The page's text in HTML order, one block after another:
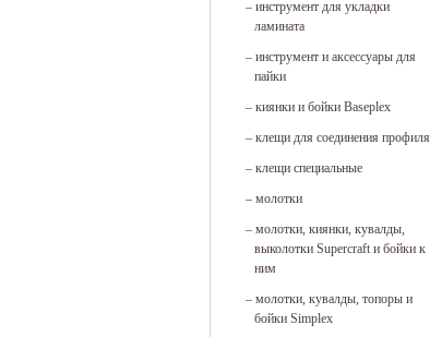
– инструмент для укладки
ламината
– инструмент и аксессуары для
пайки
– киянки и бойки Baseplex
– клещи для соединения профиля
– клещи специальные
– молотки
– молотки, киянки, кувалды,
выколотки Supercraft и бойки к
ним
– молотки, кувалды, топоры и
бойки Simplex